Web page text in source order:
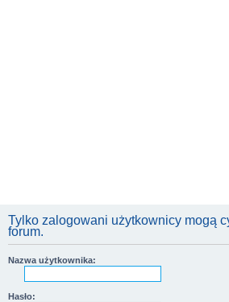
Tylko zalogowani użytkownicy mogą
forum.
Nazwa użytkownika:
Hasło: